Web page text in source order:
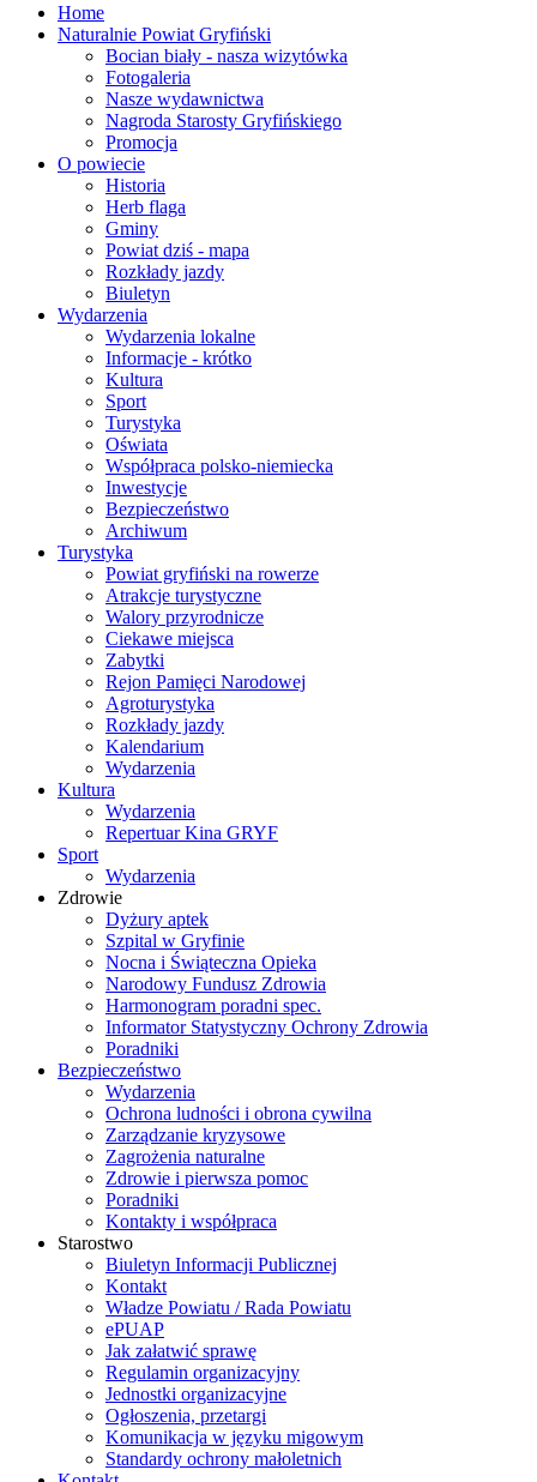
Home
Naturalnie Powiat Gryfiński
Bocian biały - nasza wizytówka
Fotogaleria
Nasze wydawnictwa
Nagroda Starosty Gryfińskiego
Promocja
O powiecie
Historia
Herb flaga
Gminy
Powiat dziś - mapa
Rozkłady jazdy
Biuletyn
Wydarzenia
Wydarzenia lokalne
Informacje - krótko
Kultura
Sport
Turystyka
Oświata
Współpraca polsko-niemiecka
Inwestycje
Bezpieczeństwo
Archiwum
Turystyka
Powiat gryfiński na rowerze
Atrakcje turystyczne
Walory przyrodnicze
Ciekawe miejsca
Zabytki
Rejon Pamięci Narodowej
Agroturystyka
Rozkłady jazdy
Kalendarium
Wydarzenia
Kultura
Wydarzenia
Repertuar Kina GRYF
Sport
Wydarzenia
Zdrowie
Dyżury aptek
Szpital w Gryfinie
Nocna i Świąteczna Opieka
Narodowy Fundusz Zdrowia
Harmonogram poradni spec.
Informator Statystyczny Ochrony Zdrowia
Poradniki
Bezpieczeństwo
Wydarzenia
Ochrona ludności i obrona cywilna
Zarządzanie kryzysowe
Zagrożenia naturalne
Zdrowie i pierwsza pomoc
Poradniki
Kontakty i współpraca
Starostwo
Biuletyn Informacji Publicznej
Kontakt
Władze Powiatu / Rada Powiatu
ePUAP
Jak załatwić sprawę
Regulamin organizacyjny
Jednostki organizacyjne
Ogłoszenia, przetargi
Komunikacja w języku migowym
Standardy ochrony małoletnich